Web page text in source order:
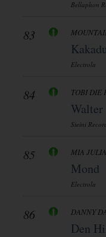
Bellaphon
83
Electrola
84 TOBI DIE
Walter
Steini
85 MIA JULIA
Mond
Electrola
86 DANNY
Den